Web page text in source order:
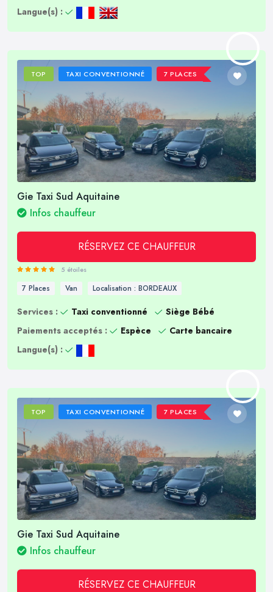
Langue(s) :
TOP TAXI CONVENTIONNÉ 7 PLACES
Gie Taxi Sud Aquitaine
Infos chauffeur
RÉSERVEZ CE CHAUFFEUR
5 étoiles
7 Places Van Localisation : BORDEAUX
Services : Taxi conventionné
Siège Bébé
Paiements acceptés :
Espèce
Carte bancaire
Langue(s) :
TOP TAXI CONVENTIONNÉ 7 PLACES
Gie Taxi Sud Aquitaine
Infos chauffeur
RÉSERVEZ CE CHAUFFEUR